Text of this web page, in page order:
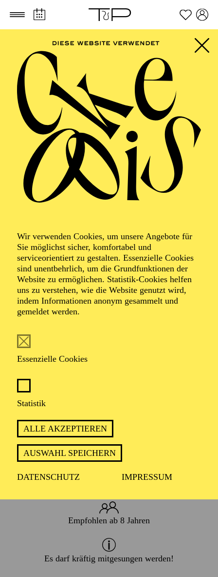
Zum Hauptinhalt springen Zum Footer springen
Wir verwenden Cookies, um unsere Angebote für
Sie möglichst sicher, komfortabel und
serviceorientiert zu gestalten. Essenzielle Cookies
sind unentbehrlich, um die Grundfunktionen der
Website zu ermöglichen. Statistik-Cookies helfen
uns zu verstehen, wie die Website genutzt wird,
indem Informationen anonym gesammelt und
gemeldet werden.
Essenzielle Cookies
Statistik
ALLE AKZEPTIEREN
AUSWAHL SPEICHERN
DATENSCHUTZ IMPRESSUM
AALTO
MUSIKTHEATER,
ESSENER
PHILHARMONIKER
Weihnachts­konzert
Weihnachtliches Konzert zum Mitsingen mit
Solist*innen und Kinder- und Jugendchören des Aalto-
Theaters sowie der Essener Philharmoniker
ADVENTSZEIT
Empfohlen ab 8 Jahren
Es darf kräftig mitgesungen werden!